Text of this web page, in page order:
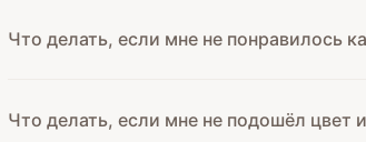
Что делать, если мне не понравилось
Что делать, если мне не подошёл цвет